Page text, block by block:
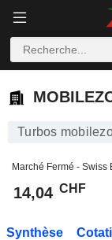
Turbos
Marché Fermé - Swiss
14,04 CHF
Synthèse